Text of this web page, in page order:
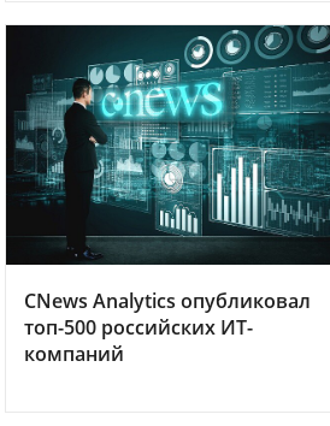
CNews Analytics опубликовал
топ-500 российских ИТ-
компаний